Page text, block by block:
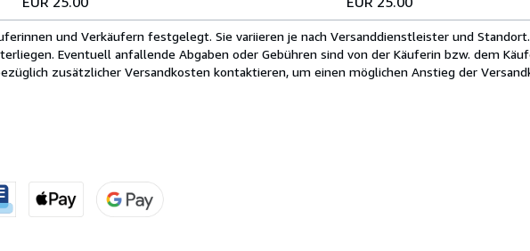
und Verkäufern festgelegt. Sie variieren je nach Versanddienstleister und
Eventuell anfallende Abgaben oder Gebühren sind von der Käuferin bzw. dem
zusätzlicher Versandkosten kontaktieren, um einen möglichen Anstieg der